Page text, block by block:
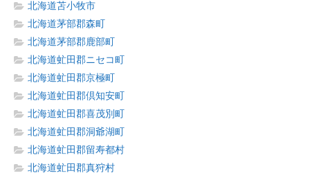
北海道苫小牧市
北海道茅部郡森町
北海道茅部郡鹿部町
北海道虻田郡ニセコ町
北海道虻田郡京極町
北海道虻田郡倶知安町
北海道虻田郡喜茂別町
北海道虻田郡洞爺湖町
北海道虻田郡留寿都村
北海道虻田郡真狩村